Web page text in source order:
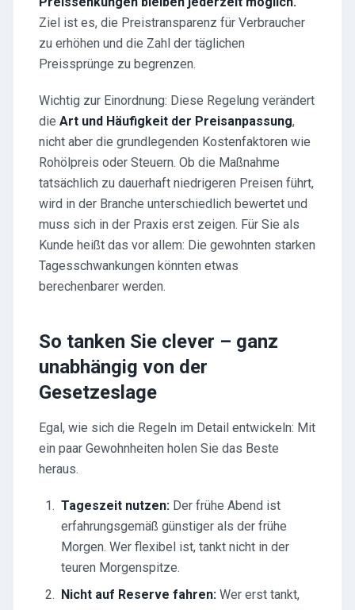
Ziel ist es, die Preistransparenz für Verbraucher
zu erhöhen und die Zahl der täglichen
Preissprünge zu begrenzen.
Wichtig zur Einordnung: Diese Regelung verändert
die Art und Häufigkeit der Preisanpassung,
nicht aber die grundlegenden Kostenfaktoren wie
Rohölpreis oder Steuern. Ob die Maßnahme
tatsächlich zu dauerhaft niedrigeren Preisen führt,
wird in der Branche unterschiedlich bewertet und
muss sich in der Praxis erst zeigen. Für Sie als
Kunde heißt das vor allem: Die gewohnten starken
Tagesschwankungen könnten etwas
berechenbarer werden.
So tanken Sie clever – ganz
unabhängig von der
Gesetzeslage
Egal, wie sich die Regeln im Detail entwickeln: Mit
ein paar Gewohnheiten holen Sie das Beste
heraus.
Tageszeit nutzen: Der frühe Abend ist
erfahrungsgemäß günstiger als der frühe
Morgen. Wer flexibel ist, tankt nicht in der
teuren Morgenspitze.
Nicht auf Reserve fahren: Wer erst tankt,